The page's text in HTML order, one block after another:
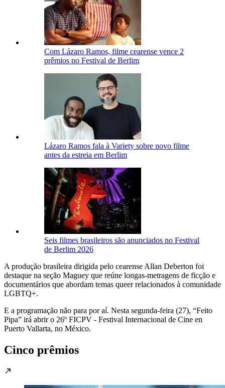
Com Lázaro Ramos, filme cearense vence 2
prêmios no Festival de Berlim
Lázaro Ramos fala à Variety sobre novo filme
antes da estreia em Berlim
Seis filmes brasileiros são anunciados no Festival
de Berlim 2026
A produção brasileira dirigida pelo cearense Allan Deberton foi
destaque na seção Maguey que reúne longas-metragens de ficção e
documentários que abordam temas queer relacionados à comunidade
LGBTQ+.
E a programação não para por aí. Nesta segunda-feira (27), “Feito
Pipa” irá abrir o 26º FICPV - Festival Internacional de Cine en
Puerto Vallarta, no México.
Cinco prêmios